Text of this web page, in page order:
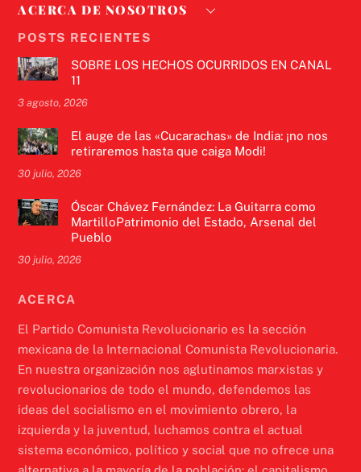
ACERCA DE NOSOTROS
POSTS RECIENTES
SOBRE LOS HECHOS OCURRIDOS EN CANAL
11
3 agosto, 2026
El auge de las «Cucarachas» de India: ¡no nos
retiraremos hasta que caiga Modi!
30 julio, 2026
Óscar Chávez Fernández: La Guitarra como
MartilloPatrimonio del Estado, Arsenal del
Pueblo
30 julio, 2026
ACERCA
El Partido Comunista Revolucionario es la sección
mexicana de la Internacional Comunista Revolucionaria.
En nuestra organización nos aglutinamos marxistas y
revolucionarios de todo el mundo, defendemos las
ideas del socialismo en el movimiento obrero, la
izquierda y la juventud, luchamos contra el actual
sistema económico, político y social que no ofrece una